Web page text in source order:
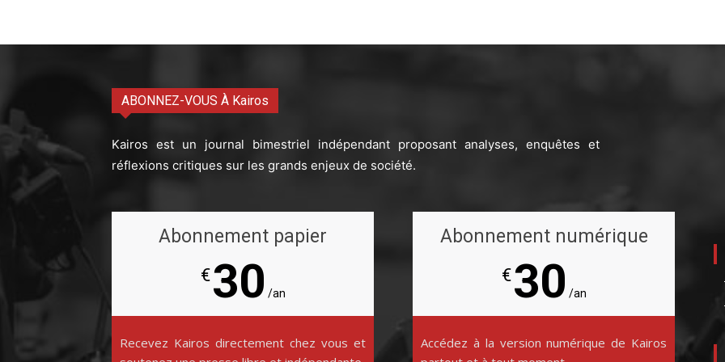
ABONNEZ-VOUS À Kairos
Kairos est un journal bimestriel indépendant proposant analyses, enquêtes et
réflexions critiques sur les grands enjeux de société.
Abonnement papier
€30 /an
Recevez Kairos directement chez vous et
Abonnement numérique
€30 /an
Accédez à la version numérique de Kairos